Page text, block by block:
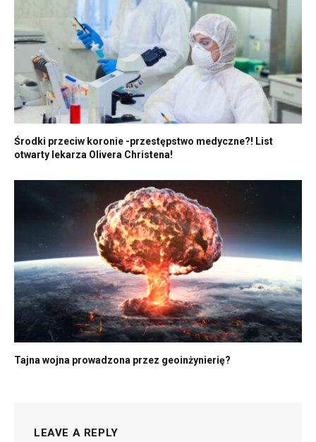
Środki przeciw koronie -przestępstwo medyczne?! List
otwarty lekarza Olivera Christena!
Tajna wojna prowadzona przez geoinżynierię?
LEAVE A REPLY